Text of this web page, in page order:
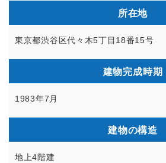
所在地
東京都渋谷区代々木5丁目18番15号
建物完成時期
1983年7月
建物の構造
地上4階建